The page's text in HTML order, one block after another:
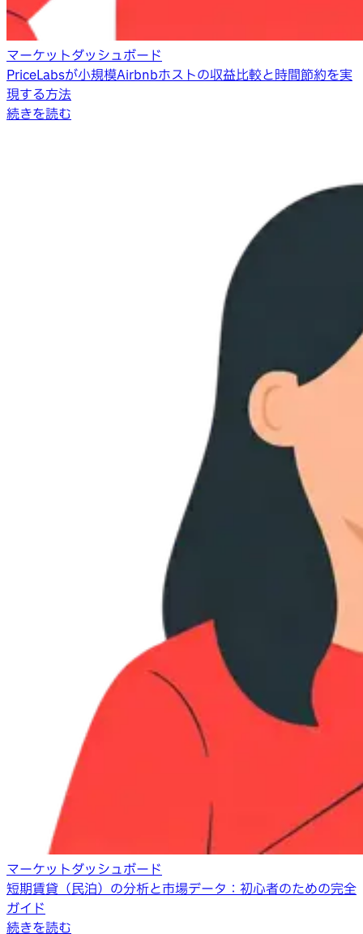
マーケットダッシュボード
PriceLabsが小規模Airbnbホストの収益比較と時間節約を実
現する方法
続きを読む
マーケットダッシュボード
短期賃貸（民泊）の分析と市場データ：初心者のための完全
ガイド
続きを読む